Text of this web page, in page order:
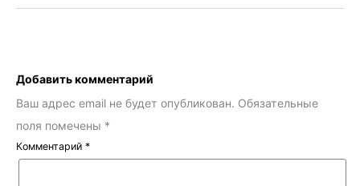
Добавить комментарий
Ваш адрес email не будет опубликован. Обязательные
поля помечены *
Комментарий *